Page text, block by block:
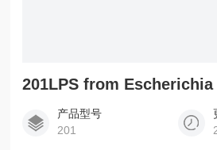
201LPS from
产品型号
201